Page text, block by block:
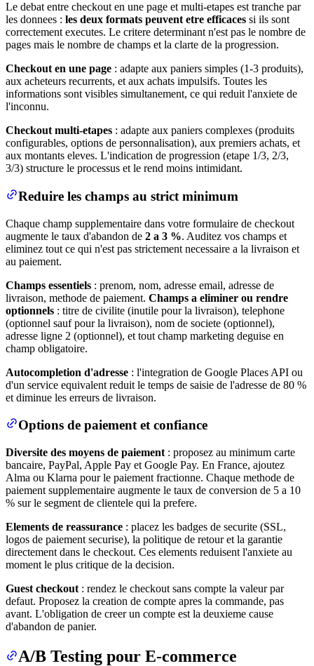
Le debat entre checkout en une page et multi-etapes est tranche par
les donnees : les deux formats peuvent etre efficaces si ils sont
correctement executes. Le critere determinant n'est pas le nombre de
pages mais le nombre de champs et la clarte de la progression.
Checkout en une page : adapte aux paniers simples (1-3 produits),
aux acheteurs recurrents, et aux achats impulsifs. Toutes les
informations sont visibles simultanement, ce qui reduit l'anxiete de
l'inconnu.
Checkout multi-etapes : adapte aux paniers complexes (produits
configurables, options de personnalisation), aux premiers achats, et
aux montants eleves. L'indication de progression (etape 1/3, 2/3,
3/3) structure le processus et le rend moins intimidant.
Reduire les champs au strict minimum
Chaque champ supplementaire dans votre formulaire de checkout
augmente le taux d'abandon de 2 a 3 %. Auditez vos champs et
eliminez tout ce qui n'est pas strictement necessaire a la livraison et
au paiement.
Champs essentiels : prenom, nom, adresse email, adresse de
livraison, methode de paiement. Champs a eliminer ou rendre
optionnels : titre de civilite (inutile pour la livraison), telephone
(optionnel sauf pour la livraison), nom de societe (optionnel),
adresse ligne 2 (optionnel), et tout champ marketing deguise en
champ obligatoire.
Autocompletion d'adresse : l'integration de Google Places API ou
d'un service equivalent reduit le temps de saisie de l'adresse de 80 %
et diminue les erreurs de livraison.
Options de paiement et confiance
Diversite des moyens de paiement : proposez au minimum carte
bancaire, PayPal, Apple Pay et Google Pay. En France, ajoutez
Alma ou Klarna pour le paiement fractionne. Chaque methode de
paiement supplementaire augmente le taux de conversion de 5 a 10
% sur le segment de clientele qui la prefere.
Elements de reassurance : placez les badges de securite (SSL,
logos de paiement securise), la politique de retour et la garantie
directement dans le checkout. Ces elements reduisent l'anxiete au
moment le plus critique de la decision.
Guest checkout : rendez le checkout sans compte la valeur par
defaut. Proposez la creation de compte apres la commande, pas
avant. L'obligation de creer un compte est la deuxieme cause
d'abandon de panier.
A/B Testing pour E-commerce